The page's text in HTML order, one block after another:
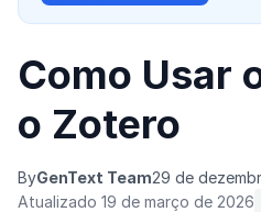
Como Usar
o Zotero
ByGenText Team29 de
Atualizado 19 de março de 2026